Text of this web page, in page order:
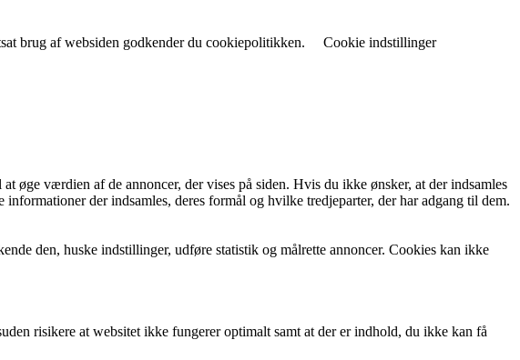
brug af websiden godkender du cookiepolitikken.
Cookie indstillinger
øge værdien af de annoncer, der vises på siden. Hvis du ikke ønsker, at der indsamles
der indsamles, deres formål og hvilke tredjeparter, der har adgang til dem.
den, huske indstillinger, udføre statistik og målrette annoncer. Cookies kan ikke
risikere at websitet ikke fungerer optimalt samt at der er indhold, du ikke kan få